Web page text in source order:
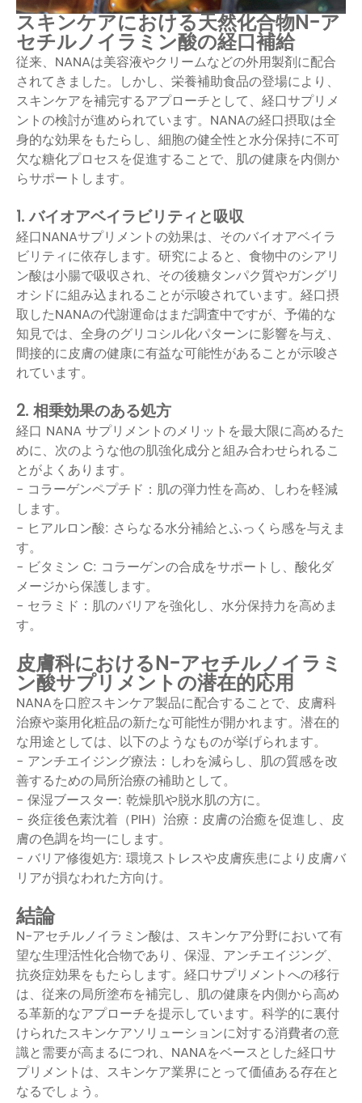
スキンケアにおける天然化合物N-ア
セチルノイラミン酸の経口補給
従来、NANAは美容液やクリームなどの外用製剤に配合
されてきました。しかし、栄養補助食品の登場により、
スキンケアを補完するアプローチとして、経口サプリメ
ントの検討が進められています。NANAの経口摂取は全
身的な効果をもたらし、細胞の健全性と水分保持に不可
欠な糖化プロセスを促進することで、肌の健康を内側か
らサポートします。
1. バイオアベイラビリティと吸収
経口NANAサプリメントの効果は、そのバイオアベイラ
ビリティに依存します。研究によると、食物中のシアリ
ン酸は小腸で吸収され、その後糖タンパク質やガングリ
オシドに組み込まれることが示唆されています。経口摂
取したNANAの代謝運命はまだ調査中ですが、予備的な
知見では、全身のグリコシル化パターンに影響を与え、
間接的に皮膚の健康に有益な可能性があることが示唆さ
れています。
2. 相乗効果のある処方
経口 NANA サプリメントのメリットを最大限に高めるた
めに、次のような他の肌強化成分と組み合わせられるこ
とがよくあります。
- コラーゲンペプチド：肌の弾力性を高め、しわを軽減
します。
- ヒアルロン酸: さらなる水分補給とふっくら感を与えま
す。
- ビタミン C: コラーゲンの合成をサポートし、酸化ダ
メージから保護します。
- セラミド：肌のバリアを強化し、水分保持力を高めま
す。
皮膚科におけるN-アセチルノイラミ
ン酸サプリメントの潜在的応用
NANAを口腔スキンケア製品に配合することで、皮膚科
治療や薬用化粧品の新たな可能性が開かれます。潜在的
な用途としては、以下のようなものが挙げられます。
- アンチエイジング療法：しわを減らし、肌の質感を改
善するための局所治療の補助として。
- 保湿ブースター: 乾燥肌や脱水肌の方に。
- 炎症後色素沈着（PIH）治療：皮膚の治癒を促進し、皮
膚の色調を均一にします。
- バリア修復処方: 環境ストレスや皮膚疾患により皮膚バ
リアが損なわれた方向け。
結論
N-アセチルノイラミン酸は、スキンケア分野において有
望な生理活性化合物であり、保湿、アンチエイジング、
抗炎症効果をもたらします。経口サプリメントへの移行
は、従来の局所塗布を補完し、肌の健康を内側から高め
る革新的なアプローチを提示しています。科学的に裏付
けられたスキンケアソリューションに対する消費者の意
識と需要が高まるにつれ、NANAをベースとした経口サ
プリメントは、スキンケア業界にとって価値ある存在と
なるでしょう。